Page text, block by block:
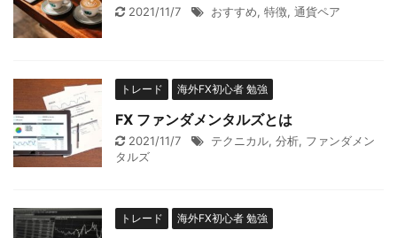
2021/11/7 おすすめ, 特徴, 通貨ペア
トレード 海外FX初心者 勉強
FX ファンダメンタルズとは
2021/11/7 テクニカル, 分析, ファンダメン
タルズ
トレード 海外FX初心者 勉強